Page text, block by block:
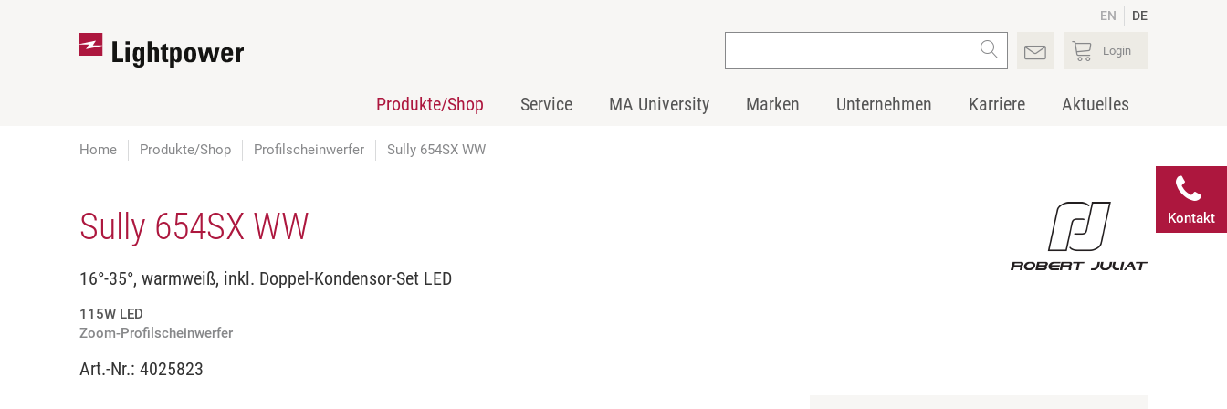
EN DE
Login
Produkte/Shop Service MA University Marken Unternehmen Karriere Aktuelles
Kontakt
Home Produkte/Shop Profilscheinwerfer Sully 654SX WW
Sully 654SX WW
16°-35°, warmweiß, inkl. Doppel-Kondensor-Set LED
115W LED
Zoom-Profilscheinwerfer
Art.-Nr.: 4025823